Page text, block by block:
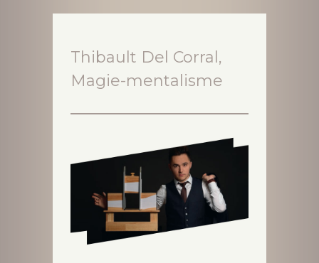
Thibault Del Corral,
Magie-mentalisme